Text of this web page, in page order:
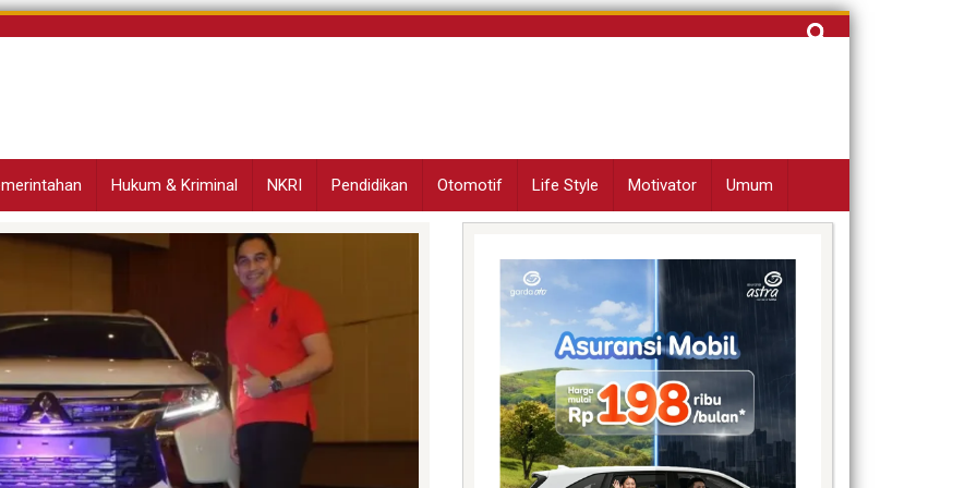
Cari
Hukum & Kriminal NKRI Pendidikan Otomotif Life Style Motivator Umum